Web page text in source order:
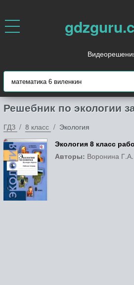
Решебник по экологии
ГДЗ 8 класс
Экология
Экология 8 класс
Авторы: Воронина